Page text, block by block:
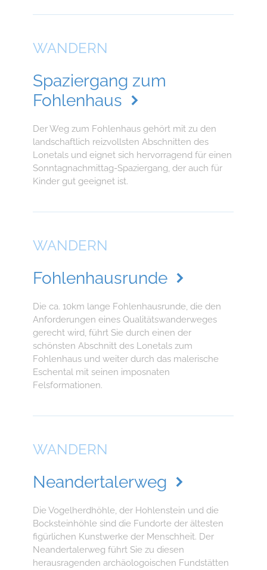
WANDERN
Spaziergang zum
Fohlenhaus
Der Weg zum Fohlenhaus gehört mit zu den
landschaftlich reizvollsten Abschnitten des
Lonetals und eignet sich hervorragend für einen
Sonntagnachmittag-Spaziergang, der auch für
Kinder gut geeignet ist.
WANDERN
Fohlenhausrunde
Die ca. 10km lange Fohlenhausrunde, die den
Anforderungen eines Qualitätswanderweges
gerecht wird, führt Sie durch einen der
schönsten Abschnitt des Lonetals zum
Fohlenhaus und weiter durch das malerische
Eschental mit seinen imposnaten
Felsformationen.
WANDERN
Neandertalerweg
Die Vogelherdhöhle, der Hohlenstein und die
Bocksteinhöhle sind die Fundorte der ältesten
figürlichen Kunstwerke der Menschheit. Der
Neandertalerweg führt Sie zu diesen
herausragenden archäologoischen Fundstätten